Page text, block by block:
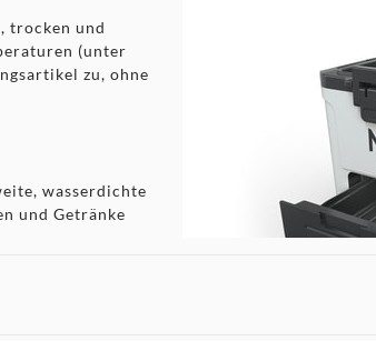
trocken und
(unter
zu, ohne
wasserdichte
und Getränke